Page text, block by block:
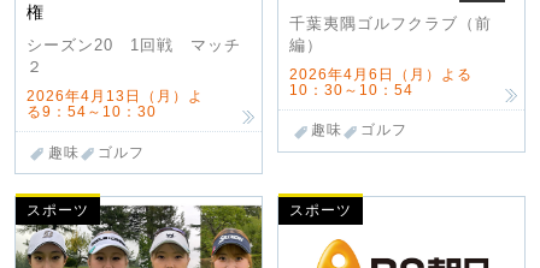
権
シーズン20 1回戦 マッチ
２
2026年4月13日（月）よ
る9：54～10：30
趣味 ゴルフ
千葉夷隅ゴルフクラブ（前
編）
2026年4月6日（月）よる
10：30～10：54
趣味 ゴルフ
スポーツ スポーツ